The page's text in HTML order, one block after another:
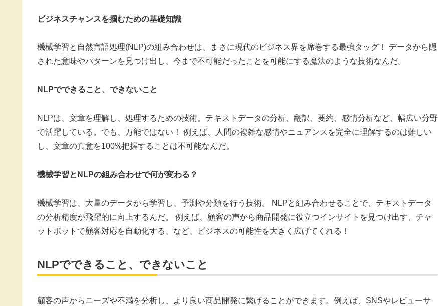
ビジネスチャンスを掴むための基礎知識
機械学習と自然言語処理(NLP)の組み合わせは、まさに現代のビジネス界を席巻する最強タッグ！ データから隠
された意味やパターンを見つけ出し、今まで不可能だったことを可能にする魔法のような技術なんだ。
NLPでできること、できないこと
NLPは、文章を理解し、処理するための技術。テキストデータの分析、翻訳、要約、感情分析など、幅広い分野
で活躍している。でも、万能ではない！ 例えば、人間の複雑な感情やニュアンスを完全に理解するのは難しい
し、文章の真意を100%把握することは不可能なんだ。
機械学習とNLPの組み合わせで何が変わる？
機械学習は、大量のデータから学習し、予測や分類を行う技術。 NLPと組み合わせることで、テキストデータ
の分析精度が飛躍的に向上するんだ。 例えば、顧客の声から商品開発に役立つインサイトを見つけ出す、チャ
ットボットで顧客対応を自動化する、など、ビジネスの可能性を大きく広げてくれる！
NLPでできること、できないこと
顧客の声からニーズや不満を分析し、より良い商品開発に繋げることができます。例えば、SNSやレビューサ